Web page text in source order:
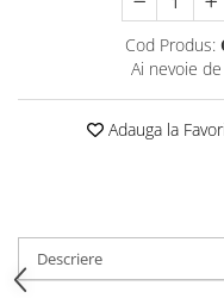
Ghivece si jardiniere
Textile pentru casa
Cod Produs:
Ai nevoie
Adauga la
Descriere